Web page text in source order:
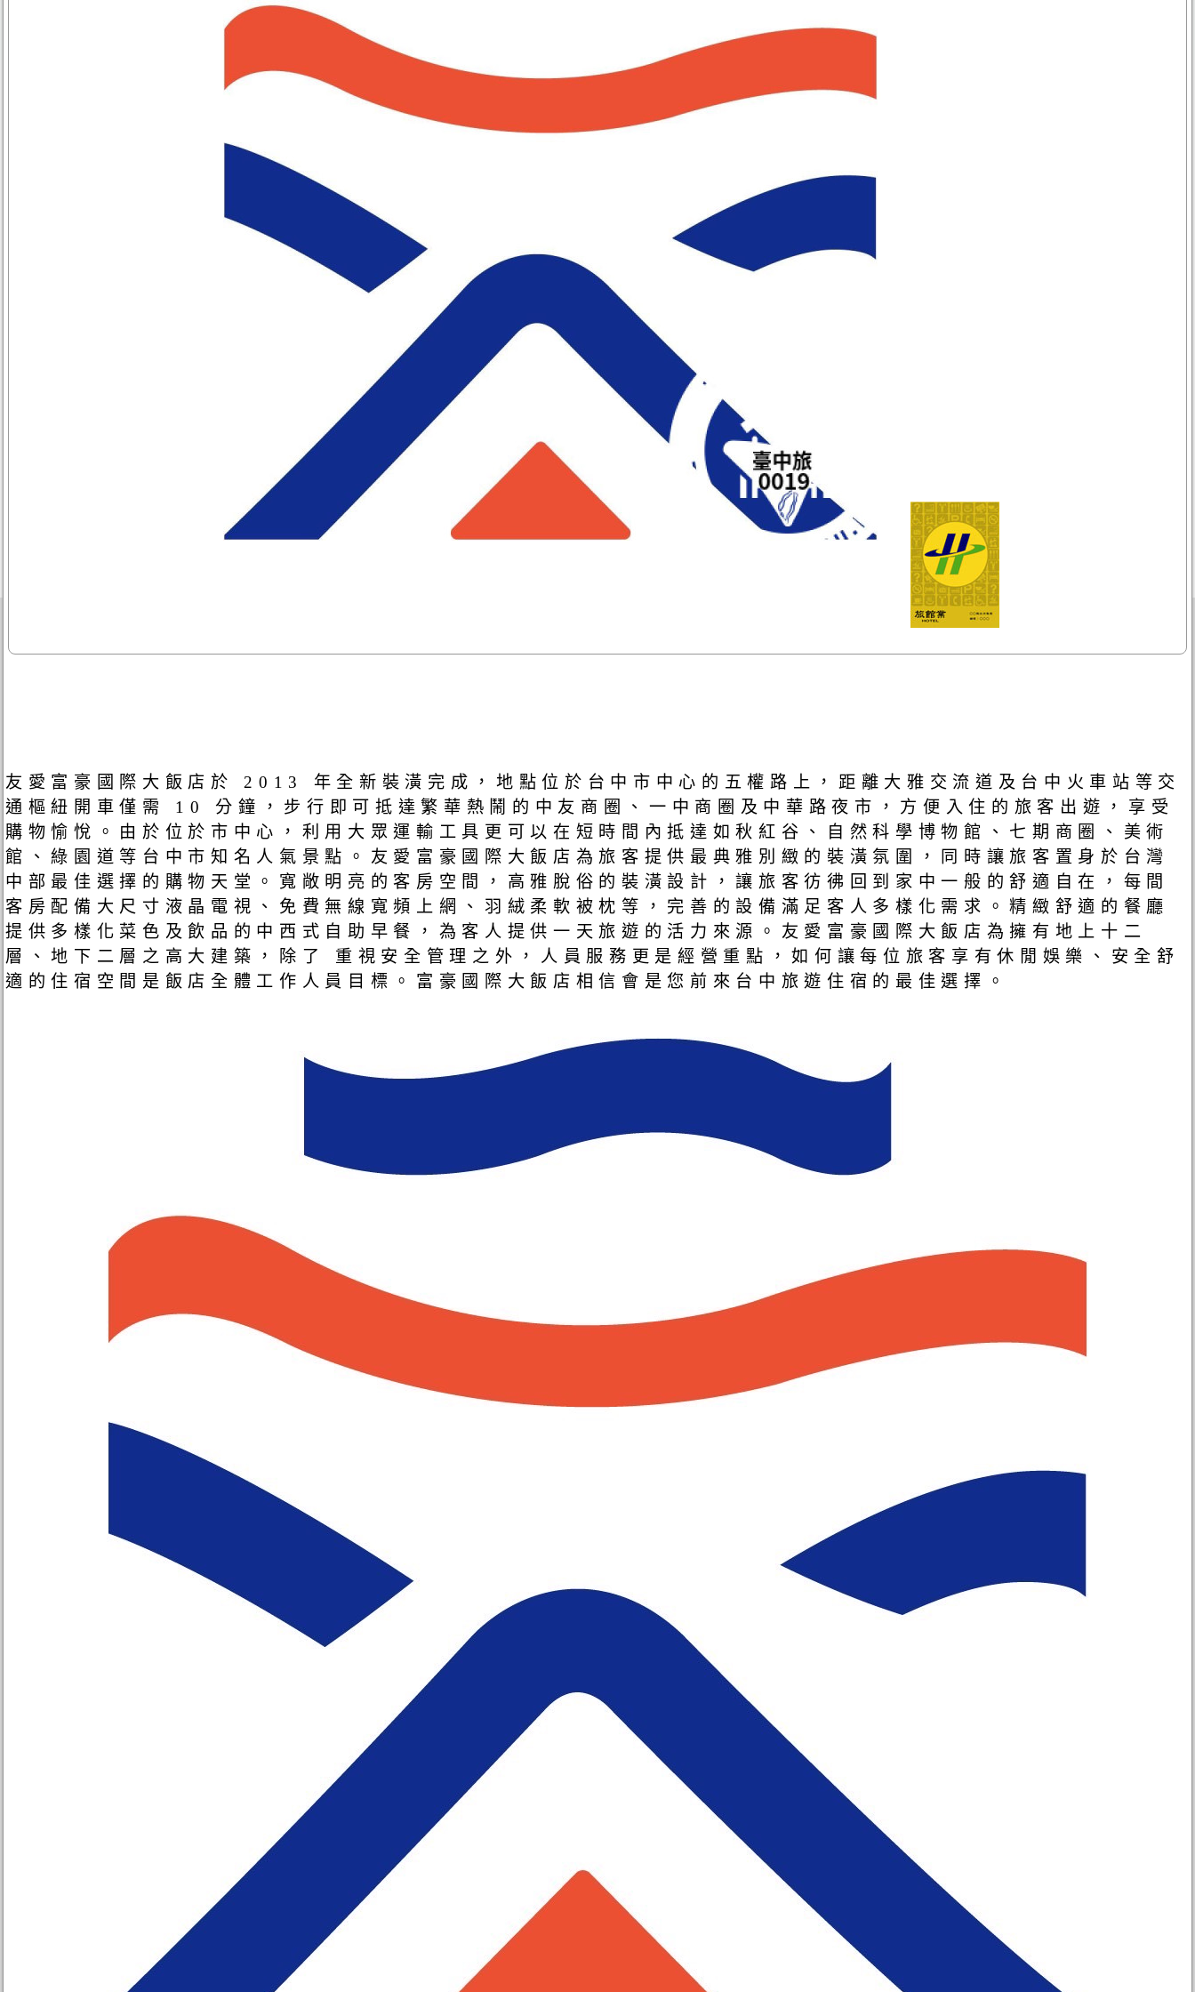
友愛富豪國際大飯店於 2013 年全新裝潢完成，地點位於台中市中心的五權路上，距離大雅交流道及台中火車站等交
通樞紐開車僅需 10 分鐘，步行即可抵達繁華熱鬧的中友商圈、一中商圈及中華路夜市，方便入住的旅客出遊，享受
購物愉悅。由於位於市中心，利用大眾運輸工具更可以在短時間內抵達如秋紅谷、自然科學博物館、七期商圈、美術
館、綠園道等台中市知名人氣景點。友愛富豪國際大飯店為旅客提供最典雅別緻的裝潢氛圍，同時讓旅客置身於台灣
中部最佳選擇的購物天堂。寬敞明亮的客房空間，高雅脫俗的裝潢設計，讓旅客彷彿回到家中一般的舒適自在，每間
客房配備大尺寸液晶電視、免費無線寬頻上網、羽絨柔軟被枕等，完善的設備滿足客人多樣化需求。精緻舒適的餐廳
提供多樣化菜色及飲品的中西式自助早餐，為客人提供一天旅遊的活力來源。友愛富豪國際大飯店為擁有地上十二
層、地下二層之高大建築，除了 重視安全管理之外，人員服務更是經營重點，如何讓每位旅客享有休閒娛樂、安全舒
適的住宿空間是飯店全體工作人員目標。富豪國際大飯店相信會是您前來台中旅遊住宿的最佳選擇。